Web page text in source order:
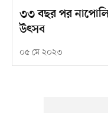
৩৩ বছর পর
উৎসব
০৫ মে ২০২৩